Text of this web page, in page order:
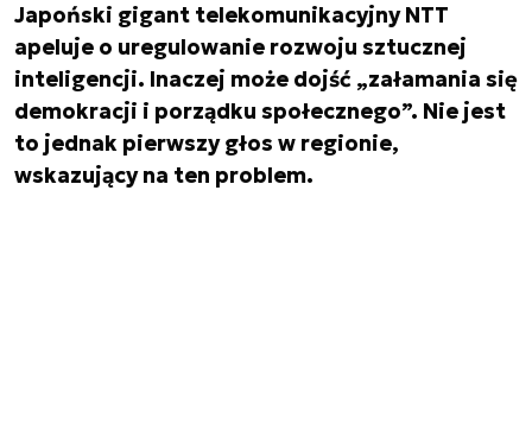
Japoński gigant telekomunikacyjny NTT
apeluje o uregulowanie rozwoju sztucznej
inteligencji. Inaczej może dojść „załamania się
demokracji i porządku społecznego”. Nie jest
to jednak pierwszy głos w regionie,
wskazujący na ten problem.